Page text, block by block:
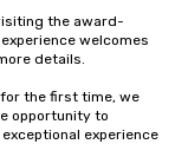
the award-
welcomes
details.
the first time, we
opportunity to
experience